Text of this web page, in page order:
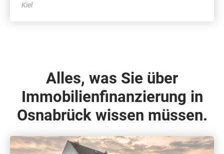
Kiel
Alles, was Sie über
Immobilienfinanzierung in
Osnabrück wissen müssen.